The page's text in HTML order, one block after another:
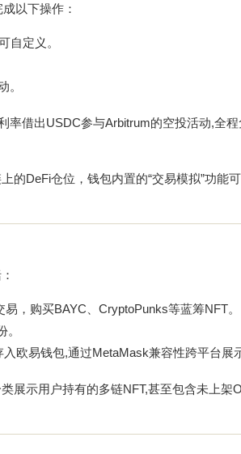
以下操作：
自定义。
。
率借出USDC参与Arbitrum的空投活动,全
的DeFi仓位，钱包内置的“交易模拟”功能
，购买BAYC、CryptoPunks等蓝筹NFT。
欧易钱包,通过MetaMask兼容性跨平台展
展示用户持有的多链NFT,甚至包含未上架